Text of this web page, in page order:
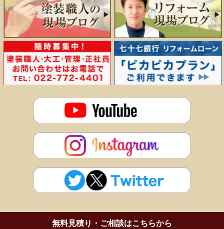
多賀城市、塩竈市、名取市、東松島市、岩沼市、大崎市
宮城郡
(利府町・七ヶ浜町・松島町)
黒川郡
(富谷町・大和町・大郷町・大衡村)
刈田郡、遠田郡など。
詳しくは「エリアマップ」をご覧ください。
施行の流れについて
専門店のまごころ お見積システム
会社概要
無料見積り・ご相談はこちらから